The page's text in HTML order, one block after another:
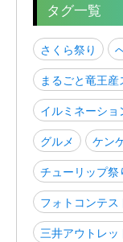
タグ一覧
さくら祭り
まるごと竜王
イルミネーショ
グルメ
ケン
チューリップ祭
フォトコンテス
三井アウトレッ